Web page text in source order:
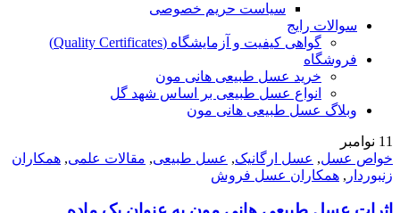
سیاست حریم خصوصی
سوالات رایج
گواهی کیفیت و آزمایشگاه (Quality Certificates)
فروشگاه
خرید عسل طبیعی هانی مون
انواع عسل طبیعی بر اساس شهد گل
وبلاگ عسل طبیعی هانی مون
11 نوامبر
خواص عسل, عسل ارگانیک, عسل طبیعی, مقالات علمی, همکاران
زنبوردار , همکاران عسل فروش